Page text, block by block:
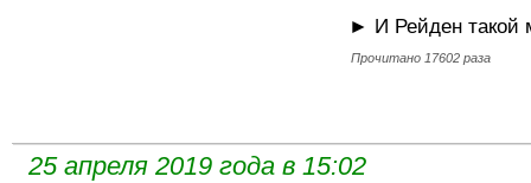
► И Рейден такой
Прочитано 17602 раза
25 апреля 2019 года в 15:02